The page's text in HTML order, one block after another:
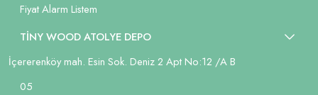
Fiyat Alarm Listem
TİNY WOOD ATOLYE DEPO
İçererenköy mah. Esin Sok. Deniz 2 Apt No:12 /A B
05